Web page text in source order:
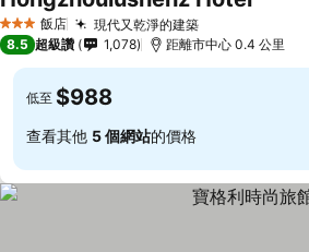
3 星級 飯店 現代又乾淨的建築
8.5 超級讚 1,078 距離市中心 0.4 公里
低至 $988
查看其他 5 個網站的價格